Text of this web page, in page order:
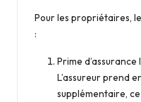
Pour les propriétaires,
:
Prime
L’assureur prend
supplémentaire,